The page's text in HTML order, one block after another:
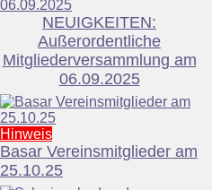
NEUIGKEITEN:
Außerordentliche
Mitgliederversammlung am
06.09.2025
Hinweis
Basar Vereinsmitglieder am
25.10.25